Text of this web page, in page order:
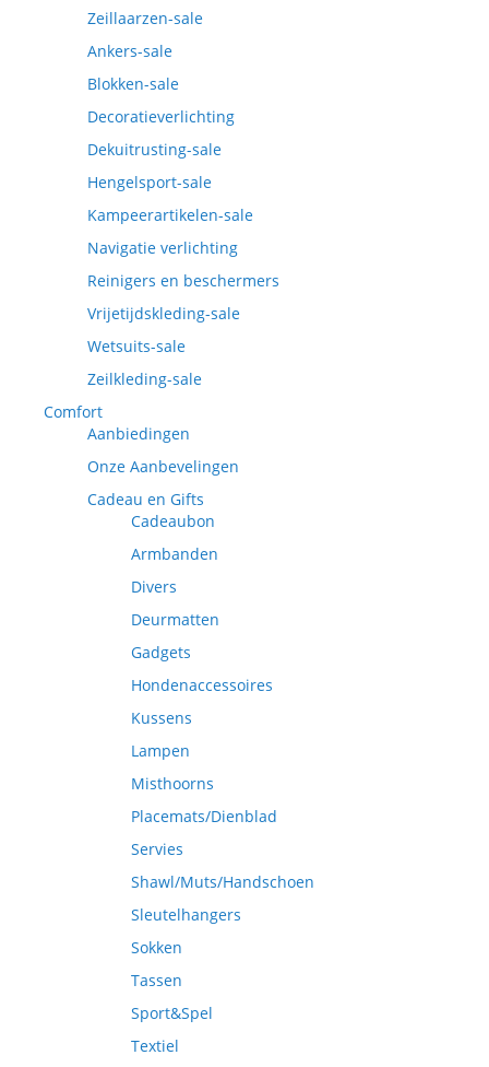
Zeillaarzen-sale
Ankers-sale
Blokken-sale
Decoratieverlichting
Dekuitrusting-sale
Hengelsport-sale
Kampeerartikelen-sale
Navigatie verlichting
Reinigers en beschermers
Vrijetijdskleding-sale
Wetsuits-sale
Zeilkleding-sale
Comfort
Aanbiedingen
Onze Aanbevelingen
Cadeau en Gifts
Cadeaubon
Armbanden
Divers
Deurmatten
Gadgets
Hondenaccessoires
Kussens
Lampen
Misthoorns
Placemats/Dienblad
Servies
Shawl/Muts/Handschoen
Sleutelhangers
Sokken
Tassen
Sport&Spel
Textiel